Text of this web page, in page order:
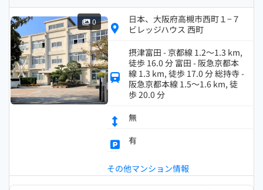
0
日本、大阪府高槻市西町１−７
ビレッジハウス 西町
摂津富田 - 京都線 1.2～1.3 km,
徒歩 16.0 分 富田 - 阪急京都本
線 1.3 km, 徒歩 17.0 分 総持寺 -
阪急京都本線 1.5～1.6 km, 徒
歩 20.0 分
無
有
その他マンション情報